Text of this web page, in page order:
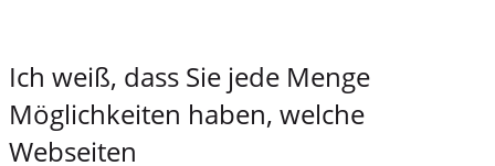
Ich weiß, dass Sie jede Menge
Möglichkeiten haben, welche
Webseiten